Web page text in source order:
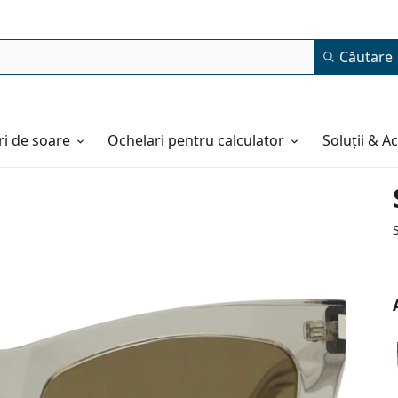
Căutare
de soare Ochelari pentru calculator Soluții &